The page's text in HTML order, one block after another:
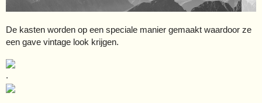
De kasten worden op een speciale manier gemaakt waardoor ze
een gave vintage look krijgen.
.